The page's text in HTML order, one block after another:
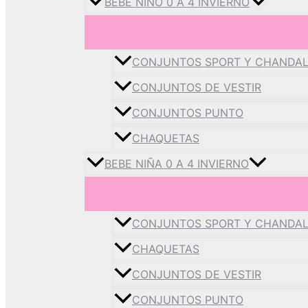
CONJUNTOS SPORT Y
CONJUNTOS DE VESTIR
CONJUNTOS PUNTO
CHAQUETAS
BEBE NIÑA 0 A 4 INVIERNO
CONJUNTOS SPORT Y
CHAQUETAS
CONJUNTOS DE VESTIR
CONJUNTOS PUNTO